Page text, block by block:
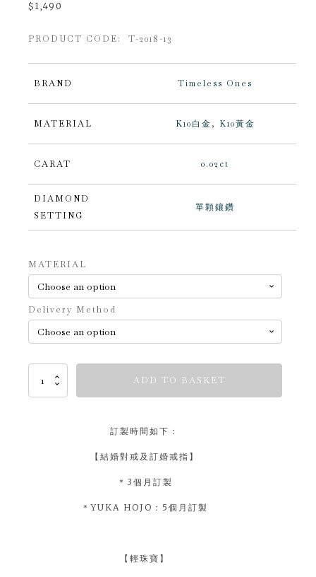
$ 1,490
PRODUCT CODE: T-2018-13
BRAND Timeless Ones
MATERIAL K10白金, K10黃金
CARAT 0.02ct
DIAMOND
SETTING
單顆鑲鑽
MATERIAL
Delivery Method
Timeless
quantity
ADD TO BASKET
Alternative:
訂製時間如下：
【結婚對戒及訂婚戒指】
＊3個月訂製
＊YUKA HOJO：5個月訂製
【輕珠寶】